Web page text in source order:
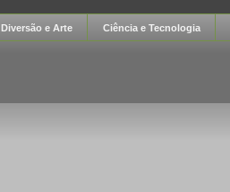
Diversão e Arte Ciência e Tecnologia